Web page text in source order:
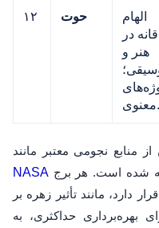
۱۲ حوت
الهام
در
هنر و
معنوی.
از منابع نجومی معتبر مانند
NASA
دارد، مانند تأثیر زهره بر
بهره‌برداری حداکثری، به